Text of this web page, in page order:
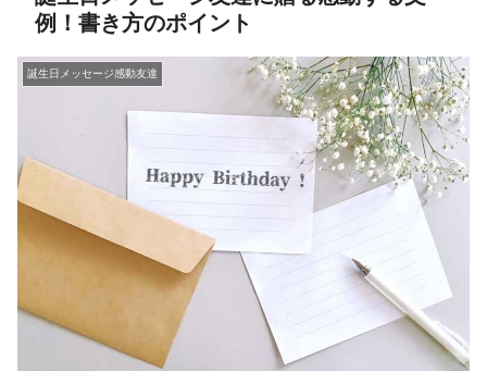
例！書き方のポイント
誕生日メッセージ感動友達